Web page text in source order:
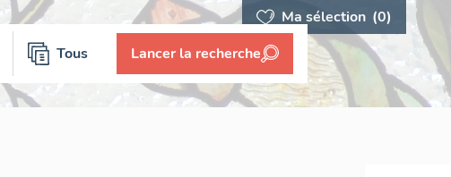
Ma sélection (0)
Tous Lancer la recherche